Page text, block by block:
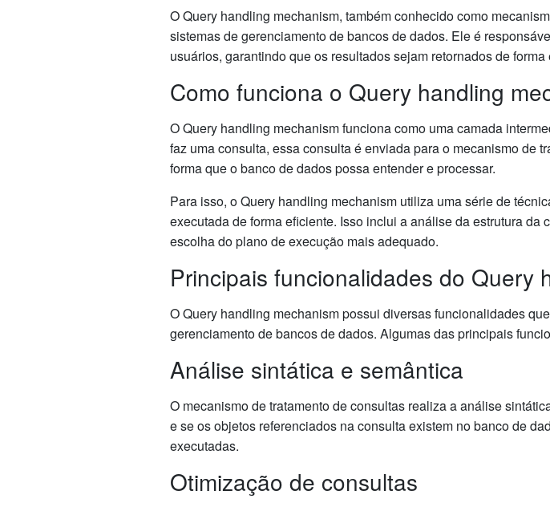
O Query handling mechanism, também conhecido como
sistemas de gerenciamento de bancos de dados. Ele é
usuários, garantindo que os resultados sejam retornados de
Como funciona o Query handling
O Query handling mechanism funciona como uma camada
faz uma consulta, essa consulta é enviada para o mecanismo de
forma que o banco de dados possa entender e processar.
Para isso, o Query handling mechanism utiliza uma série de
executada de forma eficiente. Isso inclui a análise da estrutura
escolha do plano de execução mais adequado.
Principais funcionalidades do Query
O Query handling mechanism possui diversas funcionalidades
gerenciamento de bancos de dados. Algumas das principais
Análise sintática e semântica
O mecanismo de tratamento de consultas realiza a análise
e se os objetos referenciados na consulta existem no banco de
executadas.
Otimização de consultas